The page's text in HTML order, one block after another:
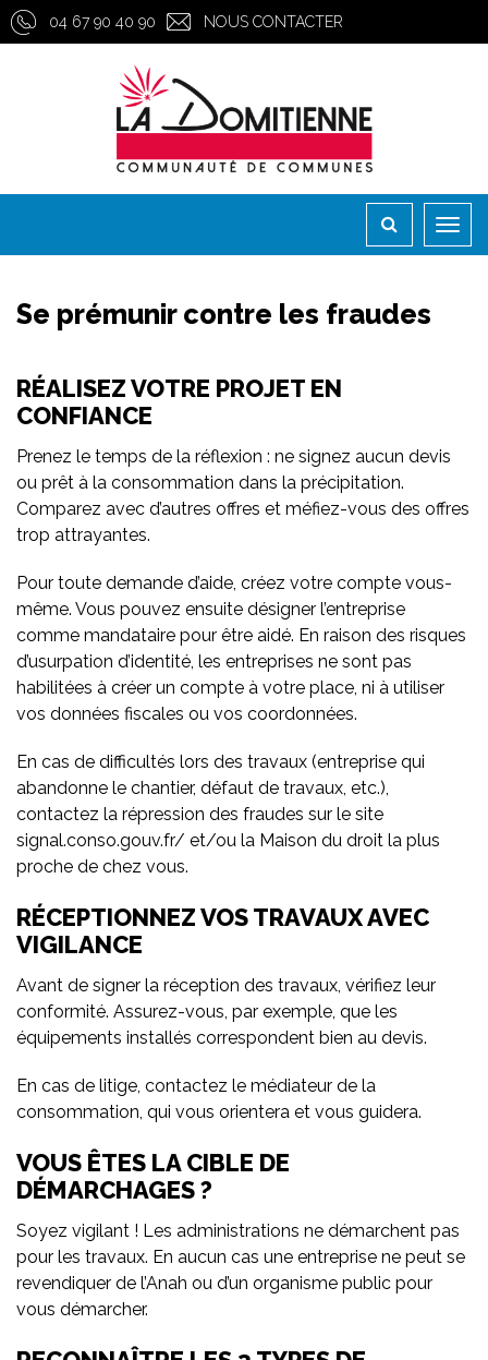
Gestion des traceurs
04 67 90 40 90 NOUS CONTACTER
Se prémunir contre les fraudes
RÉALISEZ VOTRE PROJET EN
CONFIANCE
Prenez le temps de la réflexion : ne signez aucun devis
ou prêt à la consommation dans la précipitation.
Comparez avec d’autres offres et méfiez-vous des offres
trop attrayantes.
Pour toute demande d’aide, créez votre compte vous-
même. Vous pouvez ensuite désigner l’entreprise
comme mandataire pour être aidé. En raison des risques
d’usurpation d’identité, les entreprises ne sont pas
habilitées à créer un compte à votre place, ni à utiliser
vos données fiscales ou vos coordonnées.
En cas de difficultés lors des travaux (entreprise qui
abandonne le chantier, défaut de travaux, etc.),
contactez la répression des fraudes sur le site
signal.conso.gouv.fr/ et/ou la Maison du droit la plus
proche de chez vous.
RÉCEPTIONNEZ VOS TRAVAUX AVEC
VIGILANCE
Avant de signer la réception des travaux, vérifiez leur
conformité. Assurez-vous, par exemple, que les
équipements installés correspondent bien au devis.
En cas de litige, contactez le médiateur de la
consommation, qui vous orientera et vous guidera.
VOUS ÊTES LA CIBLE DE
DÉMARCHAGES ?
Soyez vigilant ! Les administrations ne démarchent pas
pour les travaux. En aucun cas une entreprise ne peut se
revendiquer de l’Anah ou d’un organisme public pour
vous démarcher.